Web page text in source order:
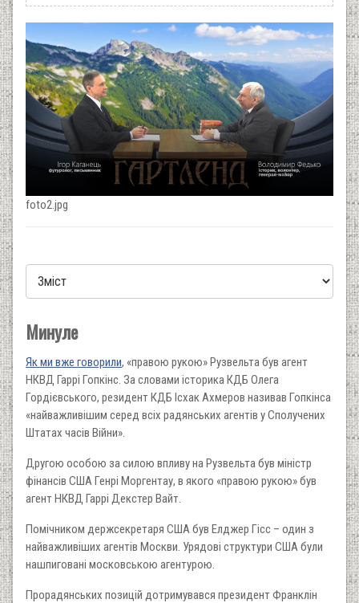
foto2.jpg
Минуле
Як ми вже говорили, «правою рукою» Рузвельта був агент
НКВД Гаррі Гопкінс. За словами історика КДБ Олега
Гордієвського, резидент КДБ Ісхак Ахмеров називав Гопкінса
«найважливішим серед всіх радянських агентів у Сполучених
Штатах часів Війни».
Другою особою за силою впливу на Рузвельта був міністр
фінансів США Генрі Моргентау, в якого «правою рукою» був
агент НКВД Гаррі Декстер Вайт.
Помічником держсекретаря США був Елджер Гісс – один з
найважливіших агентів Москви. Урядові структури США були
нашпиговані московською агентурою.
Прорадянських позицій дотримувався президент Франклін